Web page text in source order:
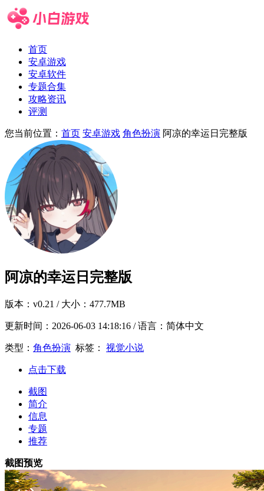
首页
安卓游戏
安卓软件
专题合集
攻略资讯
评测
您当前位置： 首页 安卓游戏 角色扮演 阿凉的幸运日完整版
阿凉的幸运日完整版
版本： v0.21 / 大小：477.7MB
更新时间： 2026-06-03 14:18:16 / 语言：简体中文
类型： 角色扮演 标签： 视觉小说
点击下载
截图
简介
信息
专题
推荐
截图预览